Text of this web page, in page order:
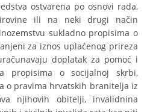
ostvarena po osnovi rada,
ili na neki drugi način
sukladno propisima o
za iznos uplaćenog prireza
doplatak za pomoć i
propisima o socijalnoj skrbi,
o pravima hrvatskih branitelja iz
njihovih obitelji, invalidnina